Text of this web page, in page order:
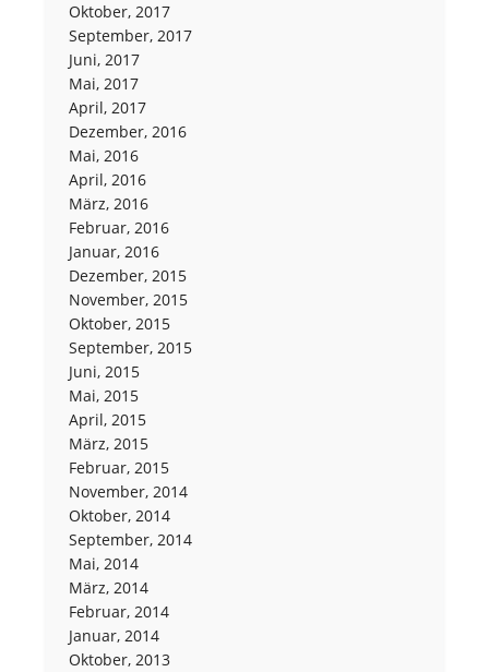
Oktober, 2017
September, 2017
Juni, 2017
Mai, 2017
April, 2017
Dezember, 2016
Mai, 2016
April, 2016
März, 2016
Februar, 2016
Januar, 2016
Dezember, 2015
November, 2015
Oktober, 2015
September, 2015
Juni, 2015
Mai, 2015
April, 2015
März, 2015
Februar, 2015
November, 2014
Oktober, 2014
September, 2014
Mai, 2014
März, 2014
Februar, 2014
Januar, 2014
Oktober, 2013